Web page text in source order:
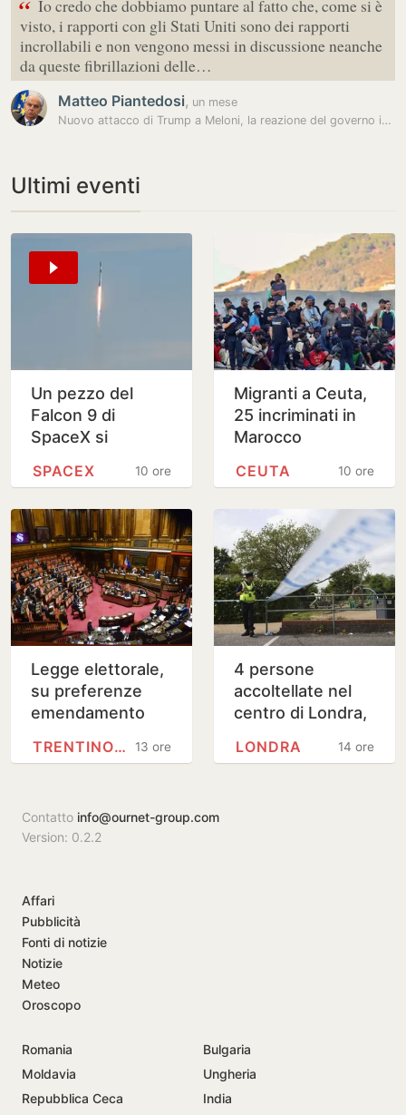
“ Io credo che dobbiamo puntare al fatto che, come si è
visto, i rapporti con gli Stati Uniti sono dei rapporti
incrollabili e non vengono messi in discussione neanche
da queste fibrillazioni delle…
Matteo Piantedosi, un mese
Nuovo attacco di Trump a Meloni, la reazione del governo italiano
Ultimi eventi
Un pezzo del
Falcon 9 di
SpaceX si
Luna
10 ore
SPACEX
Migranti a Ceuta,
25 incriminati in
Marocco
10 ore
CEUTA
Legge elettorale,
su preferenze
emendamento
centrodestra al13 ore
TRENTINO-ALTO ADIGE
4 persone
accoltellate nel
centro di Londra,
donna
14 ore
LONDRA
Contatto info@ournet-group.com
Version: 0.2.2
Affari
Pubblicità
Fonti di notizie
Notizie
Meteo
Oroscopo
Romania
Bulgaria
Moldavia
Ungheria
Repubblica Ceca
India